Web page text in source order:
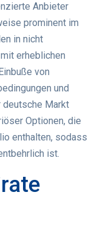
Anbieter
prominent im
in nicht
erheblichen
von
und
deutsche Markt
Optionen, die
enthalten, sodass
ist.